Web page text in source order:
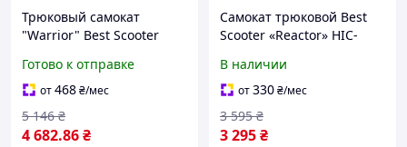
Трюковый самокат
"Warrior" Best Scooter
мм, HIC-система, пеги,
алюминиевый диск и
дека
Готово к отправке
от468₴/мес
4 682.86₴
5 146 ₴
Самокат трюковой Best
Scooter «Reactor» HIC-
В наличии
от330₴/мес
3 295₴
3 595 ₴